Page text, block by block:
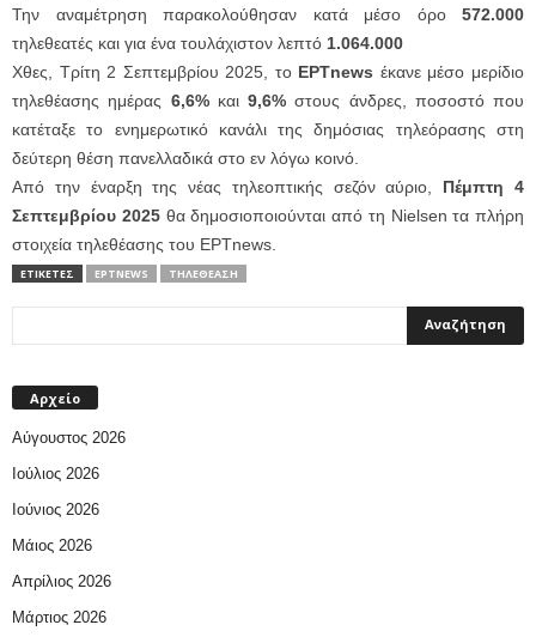
Την αναμέτρηση παρακολούθησαν κατά μέσο όρο 572.000
τηλεθεατές και για ένα τουλάχιστον λεπτό 1.064.000
Χθες, Τρίτη 2 Σεπτεμβρίου 2025, το ΕΡΤnews έκανε μέσο μερίδιο
τηλεθέασης ημέρας 6,6%και 9,6% στους άνδρες, ποσοστό που
κατέταξε το ενημερωτικό κανάλι της δημόσιας τηλεόρασης στη
δεύτερη θέση πανελλαδικά στο εν λόγω κοινό.
Aπό την έναρξη της νέας τηλεοπτικής σεζόν αύριο, Πέμπτη 4
Σεπτεμβρίου 2025θα δημοσιοποιούνται από τη Nielsen τα πλήρη
στοιχεία τηλεθέασης του ΕΡΤnews.
ΕΤΙΚΕΤΕΣ ΕΡΤNEWS ΤΗΛΕΘΈΑΣΗ
Αρχείο
Αύγουστος 2026
Ιούλιος 2026
Ιούνιος 2026
Μάιος 2026
Απρίλιος 2026
Μάρτιος 2026